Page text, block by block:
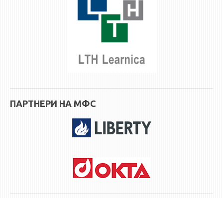
ANNOUNCEMENTS
ПАРТНЕРИ НА МФС